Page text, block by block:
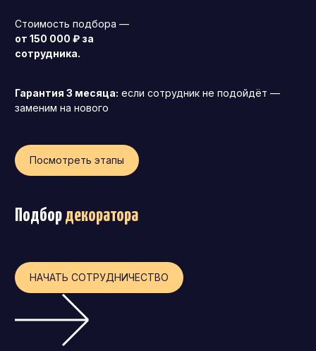
Директор по маркетингу (CMO)
Операционный директор (COO)
Директор по стратегическому развитию
Мировой HR
Стоимость подбора —
от 150 000 ₽ за
сотрудника.
Гарантия 3 месяца: если сотрудник не подойдёт —
заменим на нового
Посмотреть этапы
Подбордекоратора
НАЧАТЬ СОТРУДНИЧЕСТВО